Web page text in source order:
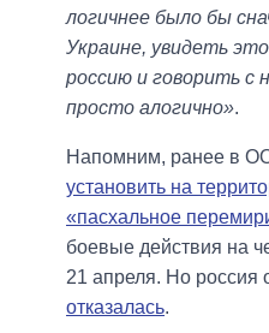
логичнее было бы
Украине, увидеть
россию и говорить с
просто алогично».
Напомним, ранее в
установить на
«пасхальное
боевые действия на
21 апреля. Но россия
отказалась.